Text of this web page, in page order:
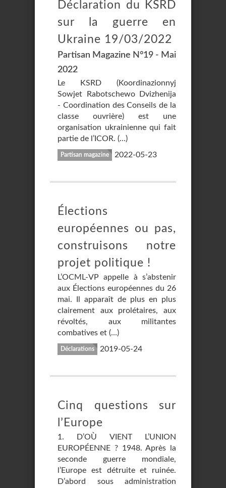
Déclaration du KSRD
sur la guerre en
Ukraine 19/03/2022
Partisan Magazine N°19 - Mai
2022
Le KSRD (Koordinazionnyj
Sowjet Rabotschewo Dvizhenija
- Coordination des Conseils de la
classe ouvrière) est une
organisation ukrainienne qui fait
partie de l’ICOR. (…)
Partisan magazine 2022-05-23
Élections
européennes ou pas,
construisons notre
projet politique !
L’OCML-VP appelle à s’abstenir
aux Élections européennes du 26
mai. Il apparaît de plus en plus
clairement aux prolétaires, aux
révoltés, aux militantes
combatives et (…)
Déclarations 2019-05-24
Cinq questions sur
l’Europe
1. D’OÙ VIENT L’UNION
EUROPÉENNE ? 1948. Après la
seconde guerre mondiale,
l’Europe est détruite et ruinée.
D’abord sous administration